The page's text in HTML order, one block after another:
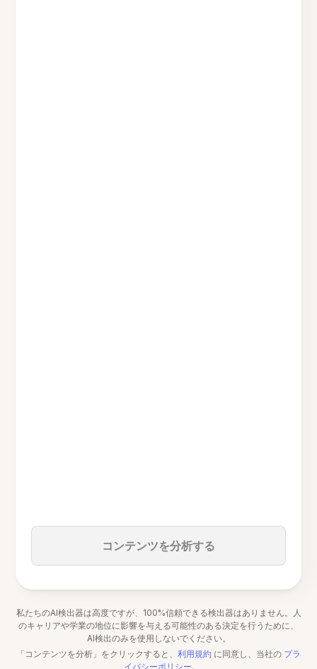
コンテンツを分析する
私たちのAI検出器は高度ですが、100%信頼できる検出器はありません。人
のキャリアや学業の地位に影響を与える可能性のある決定を行うために、
AI検出のみを使用しないでください。
「コンテンツを分析」をクリックすると、 利用規約 に同意し、当社の プラ
イバシーポリシー.